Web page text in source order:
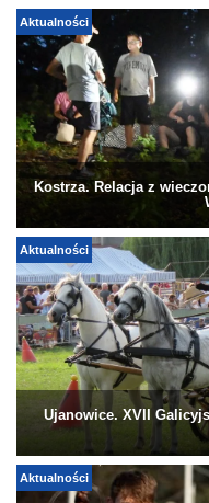
Aktualności
Kostrza. Relacja z
Aktualności
Ujanowice. XVII
Aktualności